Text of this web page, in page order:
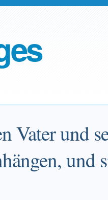
Vater und
und